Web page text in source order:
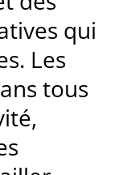
qui
Les
tous